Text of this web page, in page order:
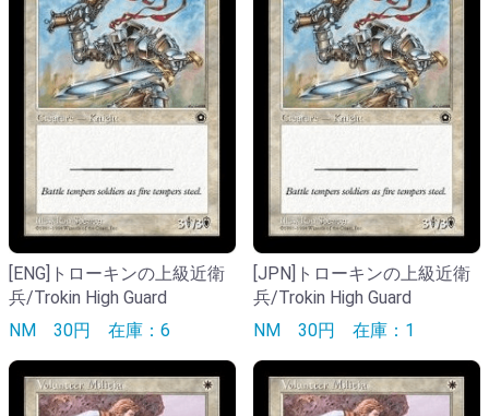
[ENG]トローキンの上級近衛
兵/Trokin High Guard
NM 30円 在庫：6
[JPN]トローキンの上級近衛
兵/Trokin High Guard
NM 30円 在庫：1